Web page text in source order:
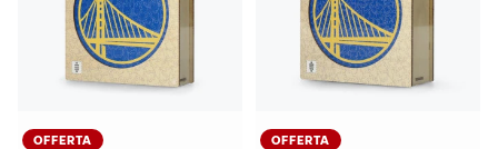
OFFERTA OFFERTA